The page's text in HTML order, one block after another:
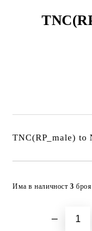
TNC(RP_male) to
Има в наличност 3 броя